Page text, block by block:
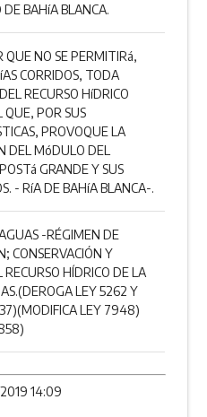
DE BAHíA BLANCA.
QUE NO SE PERMITIRá,
CORRIDOS, TODA
RECURSO HíDRICO
QUE, POR SUS
PROVOQUE LA
DEL MóDULO DEL
GRANDE Y SUS
- RíA DE BAHíA BLANCA-.
-RÉGIMEN DE
CONSERVACIÓN Y
RECURSO HÍDRICO DE LA
LEY 5262 Y
LEY 7948)
14:09